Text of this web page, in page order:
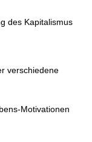
des Kapitalismus
verschiedene
Motivationen